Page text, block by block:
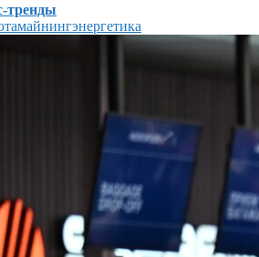
тренды
майнингэнергетика